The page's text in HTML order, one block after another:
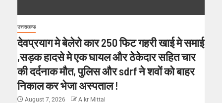
उत्तराखण्ड
देवप्रयाग मे बेलेरो कार 250 फिट गहरी खाई मे समाई
,सड़क हादसे मे एक घायल और ठेकेदार सहित चार
की दर्दनाक मौत, पुलिस और sdrf ने शवों को बाहर
निकाल कर भेजा अस्पताल !
August 7, 2026 A kr Mittal